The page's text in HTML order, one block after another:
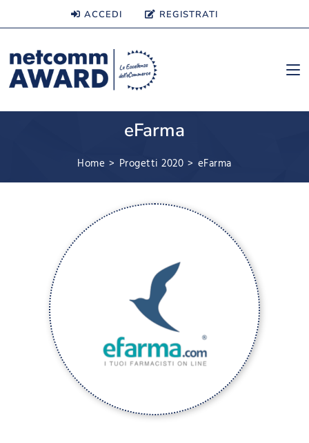
ACCEDI REGISTRATI
eFarma
Home > Progetti 2020 > eFarma